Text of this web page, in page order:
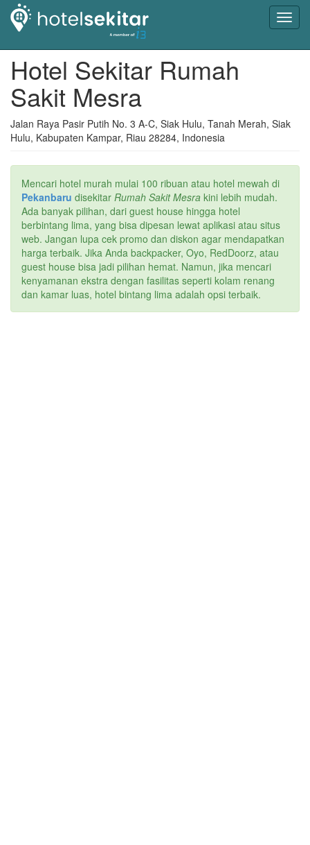
Hotel Sekitar Rumah
Sakit Mesra
Jalan Raya Pasir Putih No. 3 A-C, Siak Hulu, Tanah Merah, Siak
Hulu, Kabupaten Kampar, Riau 28284, Indonesia
Mencari hotel murah mulai 100 ribuan atau hotel mewah di
Pekanbaru disekitar Rumah Sakit Mesra kini lebih mudah.
Ada banyak pilihan, dari guest house hingga hotel
berbintang lima, yang bisa dipesan lewat aplikasi atau situs
web. Jangan lupa cek promo dan diskon agar mendapatkan
harga terbaik. Jika Anda backpacker, Oyo, RedDoorz, atau
guest house bisa jadi pilihan hemat. Namun, jika mencari
kenyamanan ekstra dengan fasilitas seperti kolam renang
dan kamar luas, hotel bintang lima adalah opsi terbaik.